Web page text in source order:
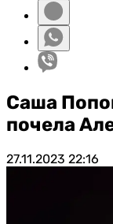
Саша
почела
27.11.2023 22:16